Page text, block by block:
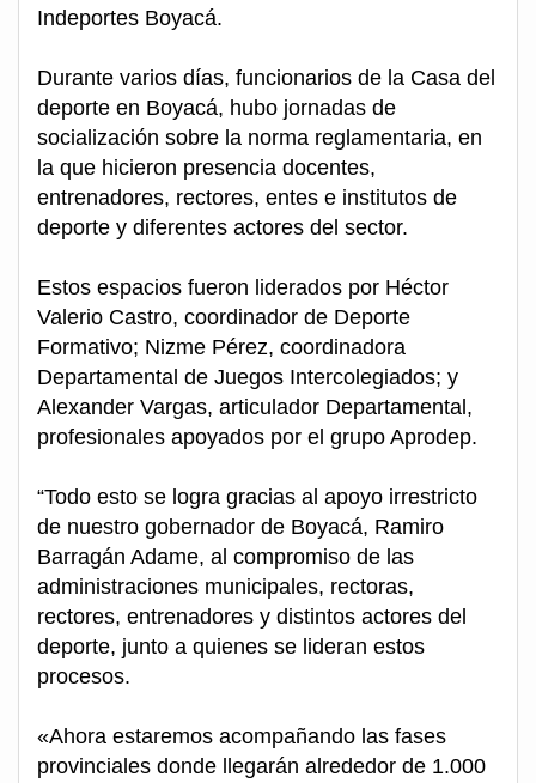
Indeportes Boyacá.
Durante varios días, funcionarios de la Casa del
deporte en Boyacá, hubo jornadas de
socialización sobre la norma reglamentaria, en
la que hicieron presencia docentes,
entrenadores, rectores, entes e institutos de
deporte y diferentes actores del sector.
Estos espacios fueron liderados por Héctor
Valerio Castro, coordinador de Deporte
Formativo; Nizme Pérez, coordinadora
Departamental de Juegos Intercolegiados; y
Alexander Vargas, articulador Departamental,
profesionales apoyados por el grupo Aprodep.
“Todo esto se logra gracias al apoyo irrestricto
de nuestro gobernador de Boyacá, Ramiro
Barragán Adame, al compromiso de las
administraciones municipales, rectoras,
rectores, entrenadores y distintos actores del
deporte, junto a quienes se lideran estos
procesos.
«Ahora estaremos acompañando las fases
provinciales donde llegarán alrededor de 1.000